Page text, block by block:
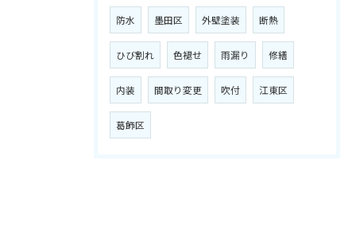
防水 墨田区 外壁塗装 断熱
ひび割れ 色褪せ 雨漏り 修繕
内装 間取り変更 吹付 江東区
葛飾区